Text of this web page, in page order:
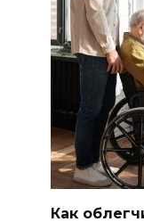
Как